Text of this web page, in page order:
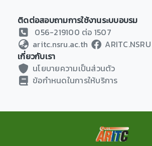
ติดต่อสอบถามการใช้งานระบบอบรม
056-219100 ต่อ 1507
aritc.nsru.ac.th
ARITC.NSRU
เกี่ยวกับเรา
นโยบายความเป็นส่วนตัว
ข้อกำหนดในการให้บริการ